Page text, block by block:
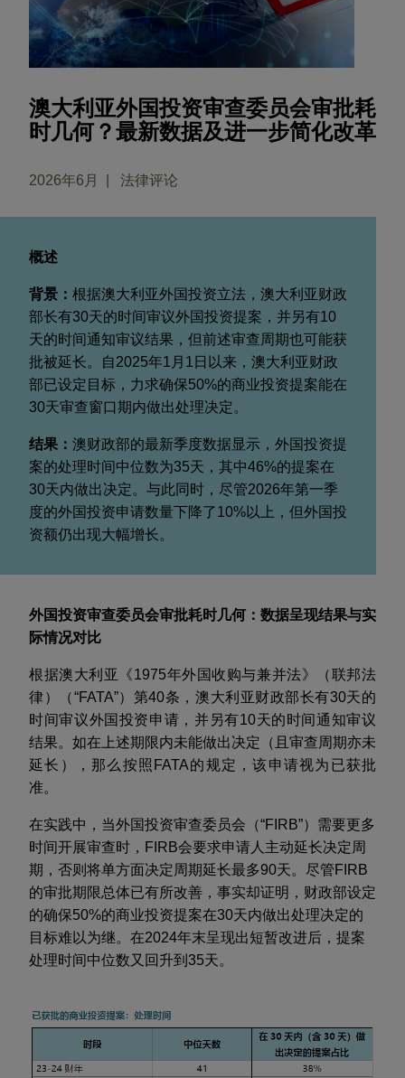
澳大利亚外国投资审查委员会审批耗
时几何？最新数据及进一步简化改革
2026年6月 法律评论
概述
背景： 根据澳大利亚外国投资立法，澳大利亚财政
部长有30天的时间审议外国投资提案，并另有10
天的时间通知审议结果，但前述审查周期也可能获
批被延长。自2025年1 月 1 日以来，澳大利亚财政
部已设定目标，力求确保50%的商业投资提案能在
30天审查窗口期内做出处理决定。
结果： 澳财政部的最新季度数据显示，外国投资提
案的处理时间中位数为35天，其中46%的提案在
30天内做出决定。与此同时，尽管2026年第一季
度的外国投资申请数量下降了10%以上，但外国投
资额仍出现大幅增长。
外国投资审查委员会审批耗时几何：数据呈现结果与实
际情况对比
根据澳大利亚《1975年外国收购与兼并法》（联邦法
律）（“FATA”）第40条，澳大利亚财政部长有30天的
时间审议外国投资申请，并另有10天的时间通知审议
结果。如在上述期限内未能做出决定（且审查周期亦未
延长），那么按照 FATA的规定，该申请视为已获批
准。
在实践中，当外国投资审查委员会（“FIRB”）需要更多
时间开展审查时， FIRB会要求申请人主动延长决定周
期，否则将单方面决定周期延长最多90天。尽管 FIRB
的审批期限总体已有所改善，事实却证明，财政部设定
的确保50%的商业投资提案在30天内做出处理决定的
目标难以为继。在2024年末呈现出短暂改进后，提案
处理时间中位数又回升到 35天。